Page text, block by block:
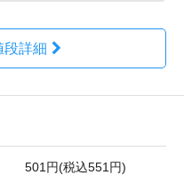
段詳細
501円(税込551円)